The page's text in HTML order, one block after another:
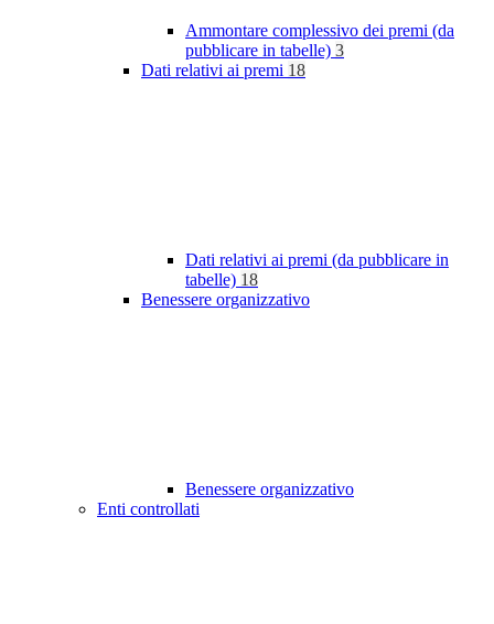
Ammontare complessivo dei premi (da
pubblicare in tabelle) 3
Dati relativi ai premi 18
Dati relativi ai premi (da pubblicare in
tabelle) 18
Benessere organizzativo
Benessere organizzativo
Enti controllati